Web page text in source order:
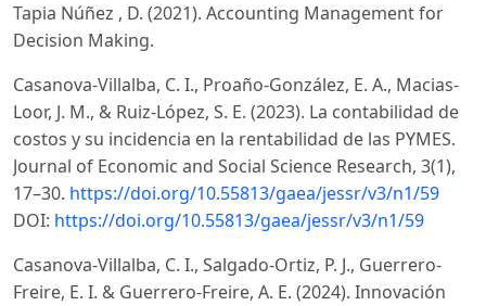
Tapia Núñez , D. (2021). Accounting Management for
Decision Making.
Casanova-Villalba, C. I., Proaño-González, E. A., Macias-
Loor, J. M., & Ruiz-López, S. E. (2023). La contabilidad de
costos y su incidencia en la rentabilidad de las PYMES.
Journal of Economic and Social Science Research, 3(1),
17–30. https://doi.org/10.55813/gaea/jessr/v3/n1/59
DOI: https://doi.org/10.55813/gaea/jessr/v3/n1/59
Casanova-Villalba, C. I., Salgado-Ortiz, P. J., Guerrero-
Freire, E. I. & Guerrero-Freire, A. E. (2024). Innovación